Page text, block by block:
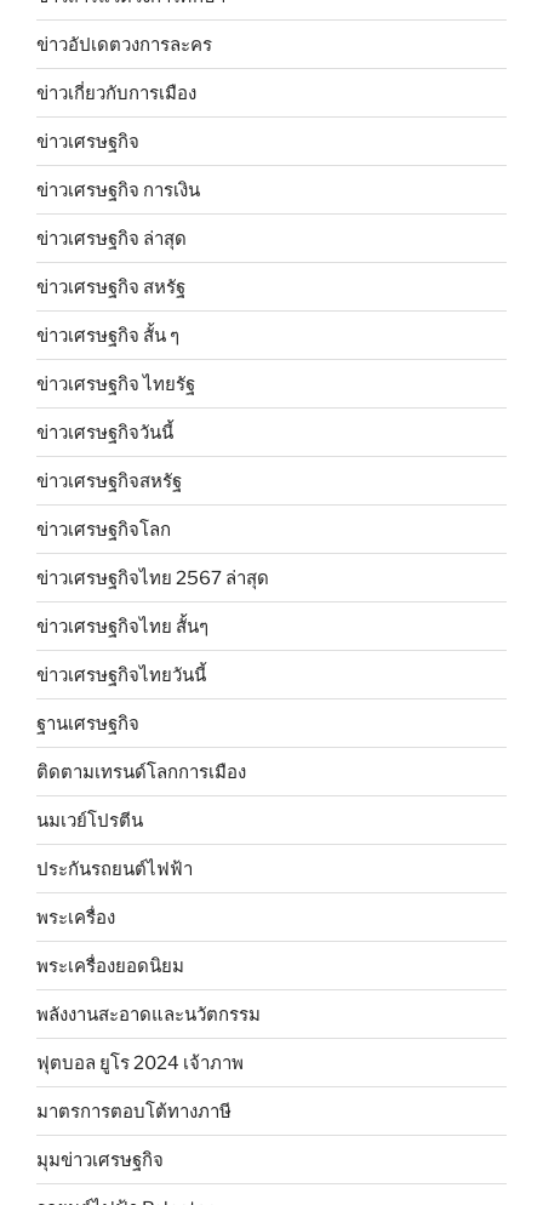
ข่าวอัปเดตวงการละคร
ข่าวเกี่ยวกับการเมือง
ข่าวเศรษฐกิจ
ข่าวเศรษฐกิจ การเงิน
ข่าวเศรษฐกิจ ล่าสุด
ข่าวเศรษฐกิจ สหรัฐ
ข่าวเศรษฐกิจ สั้น ๆ
ข่าวเศรษฐกิจ ไทยรัฐ
ข่าวเศรษฐกิจวันนี้
ข่าวเศรษฐกิจสหรัฐ
ข่าวเศรษฐกิจโลก
ข่าวเศรษฐกิจไทย 2567 ล่าสุด
ข่าวเศรษฐกิจไทย สั้นๆ
ข่าวเศรษฐกิจไทยวันนี้
ฐานเศรษฐกิจ
ติดตามเทรนด์โลกการเมือง
นมเวย์โปรตีน
ประกันรถยนต์ไฟฟ้า
พระเครื่อง
พระเครื่องยอดนิยม
พลังงานสะอาดและนวัตกรรม
ฟุตบอล ยูโร 2024 เจ้าภาพ
มาตรการตอบโต้ทางภาษี
มุมข่าวเศรษฐกิจ